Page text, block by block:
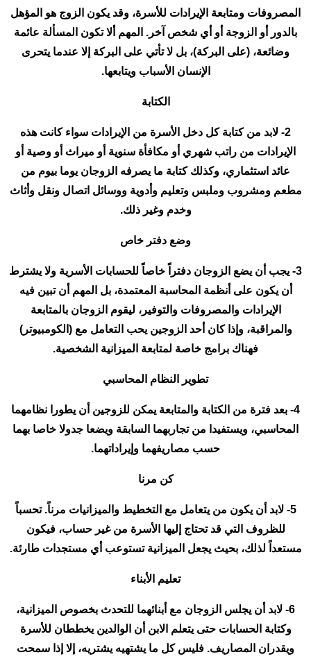
المصروفات ومتابعة الإيرادات للأسرة، وقد يكون الزوج هو المؤهل
بالدور أو الزوجة أو أي شخص آخر. المهم ألا تكون المسألة عائمة
وضائعة، (على البركة)، بل لا تأتي على البركة إلا عندما يتحرى
الإنسان الأسباب ويتابعها.
الكتابة
2- لابد من كتابة كل دخل الأسرة من الإيرادات سواء كانت هذه
الإيرادات من راتب شهري أو مكافأة سنوية أو ميراث أو وصية أو
عائد استثماري، وكذلك كتابة ما يصرفه الزوجان يوما بيوم من
مطعم ومشروب وملبس وتعليم وأدوية ووسائل اتصال ونقل وأثاث
وخدم وغير ذلك.
وضع دفتر خاص
3- يجب أن يضع الزوجان دفتراً خاصاً للحسابات الأسرية ولا يشترط
أن يكون على أنظمة المحاسبة المعتمدة، بل المهم أن تبين فيه
الإيرادات والمصروفات والتوفير، ليقوم الزوجان بالمتابعة
والمراقبة، وإذا كان أحد الزوجين يحب التعامل مع (الكومبيوتر)
فهناك برامج خاصة لمتابعة الميزانية الشخصية.
تطوير النظام المحاسبي
4- بعد فترة من الكتابة والمتابعة يمكن للزوجين أن يطورا نظامهما
المحاسبي، ويستفيدا من تجاربهما السابقة ويضعا جدولا خاصا بهما
حسب مصاريفهما وإيراداتهما.
كن مرنا
5- لابد أن يكون من يتعامل مع التخطيط والميزانيات مرناً. تحسباً
للظروف التي قد تحتاج إليها الأسرة من غير حساب، فيكون
مستعداً لذلك، بحيث يجعل الميزانية تستوعب أي مستجدات طارئة.
تعليم الأبناء
6- لابد أن يجلس الزوجان مع أبنائهما للتحدث بخصوص الميزانية،
وكتابة الحسابات حتى يتعلم الابن أن الوالدين يخططان للأسرة
ويقدران المصاريف. فليس كل ما يشتهيه يشتريه، إلا إذا سمحت